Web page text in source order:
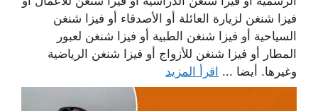
فيزا شنغن لزيارة العائلة أو الأصدقاء أو فيزا شنغن
السياحية أو فيزا شنغن الطبية أو فيزا شنغن لعبور
المطار أو فيزا شنغن للأزواج أو فيزا شنغن الرياضية
وغيرها. أيضا ... اقرأ المزيد